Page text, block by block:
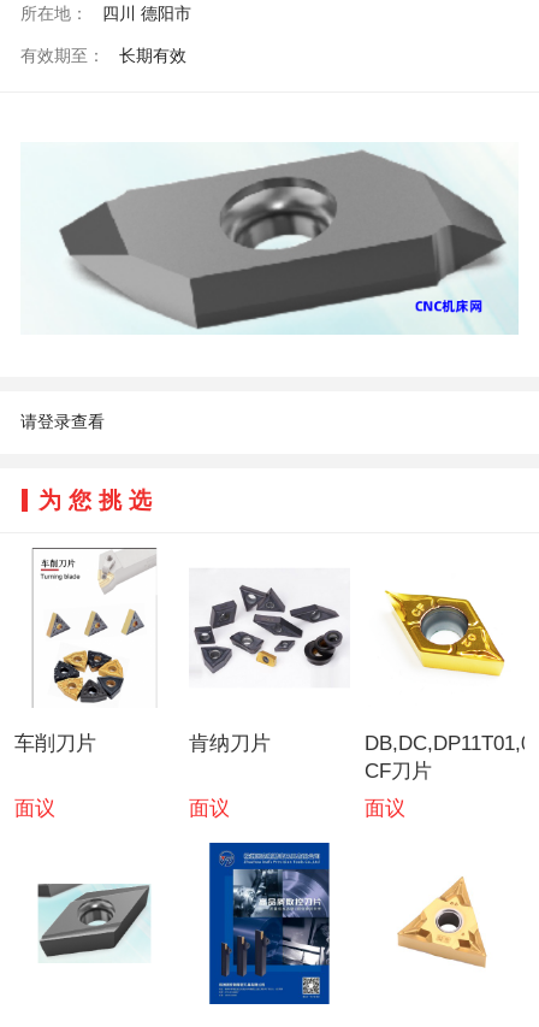
所在地： 四川 德阳市
有效期至： 长期有效
请登录查看
为您挑选
车削刀片
面议
肯纳刀片
面议
CF刀片
面议